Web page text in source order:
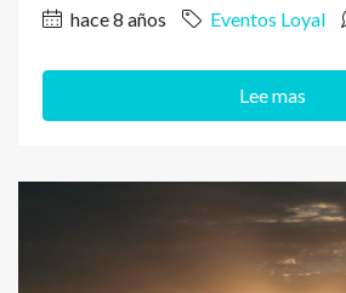
hace 8 años Eventos Loyal
Lee mas